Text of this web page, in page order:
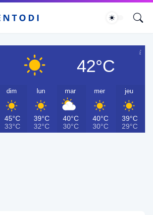
42°C
dim
45°C
33°C
lun
39°C
32°C
mar
40°C
30°C
mer
40°C
30°C
jeu
39°C
29°C